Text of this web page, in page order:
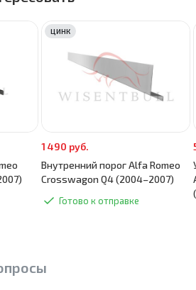
1 490 руб.
Внутренний порог Alfa Romeo
Crosswagon Q4 (2004–2007)
Готово к отправке
ЦИНК